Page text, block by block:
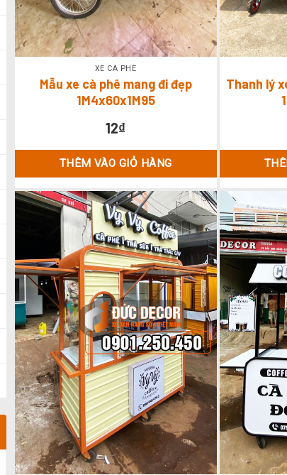
XE CÀ PHÊ
Mẫu xe cà phê mang đi đẹp
1M4x60x1M95
12₫
THÊM VÀO GIỎ HÀNG
Thanh lý